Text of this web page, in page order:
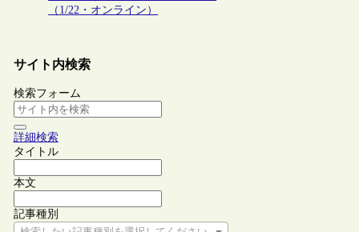
（1/22・オンライン）
サイト内検索
検索フォーム
詳細検索
タイトル
本文
記事種別